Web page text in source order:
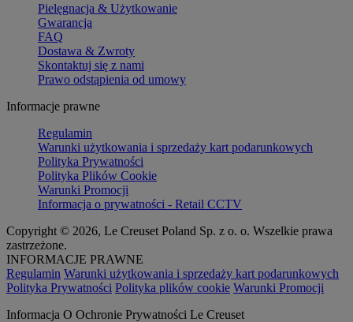
Pielęgnacja & Użytkowanie
Gwarancja
FAQ
Dostawa & Zwroty
Skontaktuj się z nami
Prawo odstąpienia od umowy
Informacje prawne
Regulamin
Warunki użytkowania i sprzedaży kart podarunkowych
Polityka Prywatności
Polityka Plików Cookie
Warunki Promocji
Informacja o prywatności - Retail CCTV
Copyright © 2026, Le Creuset Poland Sp. z o. o. Wszelkie prawa
zastrzeżone.
INFORMACJE PRAWNE
Regulamin Warunki użytkowania i sprzedaży kart podarunkowych
Polityka Prywatności Polityka plików cookie Warunki Promocji
Informacja O Ochronie Prywatności Le Creuset